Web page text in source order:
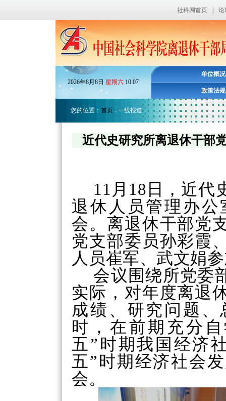
社科网首页 论
2026年8月8日星期六 10:07
单位概况
政策法规
您的位置： 首页 - 一线报道
近代史研究所离退休干部
11月18日，近代
退休人员管理办
会。离退休干部党
党支部委员孙彩霞
人员崔军、武文娟
会议围绕所党委
实际，对年度离退
成绩、研究问题
时，在前期充分
五”时期我国经济
五”时期经济社会
会。